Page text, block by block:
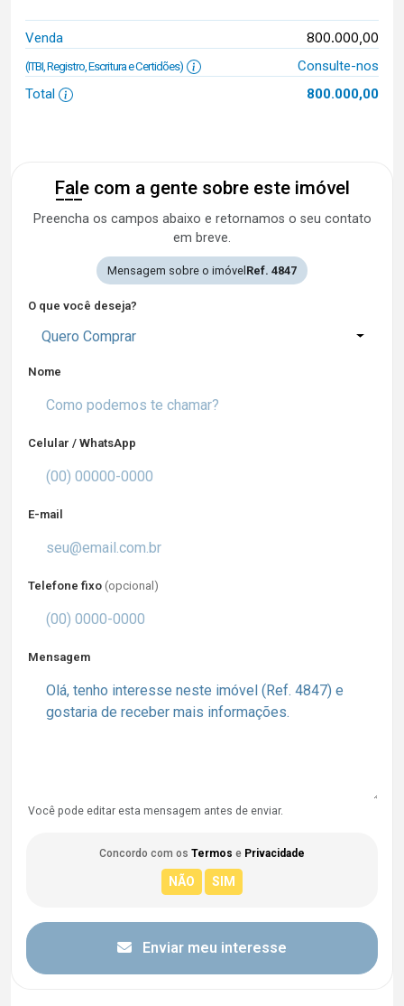
Venda 800.000,00
(ITBI, Registro, Escritura e Certidões)
Consulte-nos
Total
800.000,00
Fale com a gente sobre este imóvel
Preencha os campos abaixo e retornamos o seu contato
em breve.
Mensagem sobre o imóvelRef. 4847
O que você deseja?
Quero Comprar
Nome
Celular / WhatsApp
E-mail
Telefone fixo (opcional)
Mensagem
Você pode editar esta mensagem antes de enviar.
Concordo com os Termos e Privacidade
Enviar meu interesse